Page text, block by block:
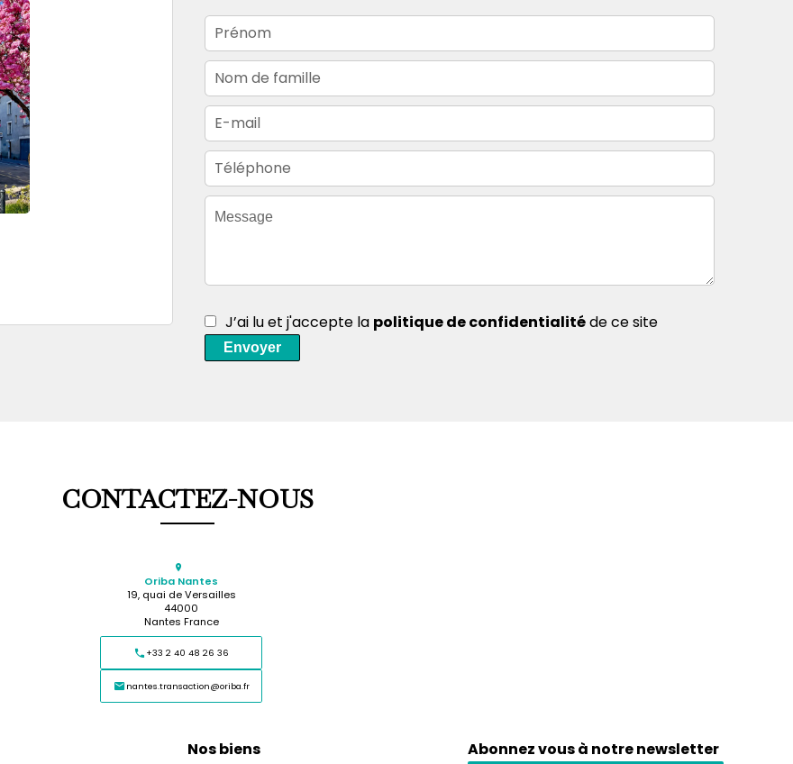
J’ai lu et j'accepte la politique de confidentialitéde ce site
Envoyer
CONTACTEZ-NOUS
Oriba Nantes
19, quai de Versailles
44000
Nantes France
+33 2 40 48 26 36
nantes.transaction@oriba.fr
Nos biens Abonnez vous à notre newsletter